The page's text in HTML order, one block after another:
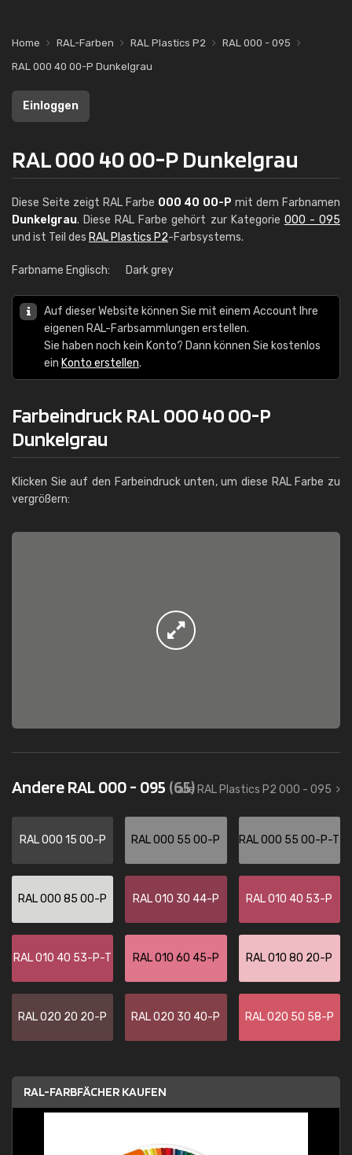
Home RAL-Farben RAL Plastics P2
RAL 000 - 095
RAL 000 40 00-P Dunkelgrau
Einloggen
RAL 000 40 00-P Dunkelgrau
Diese Seite zeigt RAL Farbe 000 40 00-P mit dem Farbnamen
Dunkelgrau. Diese RAL Farbe gehört zur Kategorie 000 - 095
und ist Teil des RAL Plastics P2-Farbsystems.
Farbname Englisch: Dark grey
Auf dieser Website können Sie mit einem Account Ihre
eigenen RAL-Farbsammlungen erstellen.
Sie haben noch kein Konto? Dann können Sie kostenlos
ein Konto erstellen.
Farbeindruck RAL 000 40 00-P
Dunkelgrau
Klicken Sie auf den Farbeindruck unten, um diese RAL Farbe zu
vergrößern:
Andere RAL 000 - 095 (65)
alle RAL Plastics P2 000 - 095
RAL 000 15 00-P RAL 000 55 00-P RAL 000 55 00-P-T
RAL 000 85 00-P RAL 010 30 44-P RAL 010 40 53-P
RAL 010 40 53-P-T RAL 010 60 45-P RAL 010 80 20-P
RAL 020 20 20-P RAL 020 30 40-P RAL 020 50 58-P
RAL-FARBFÄCHER KAUFEN